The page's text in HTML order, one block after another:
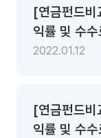
[연금펀드비
익률 및 수
기준
2022.01.12
[연금펀드비
익률 및 수